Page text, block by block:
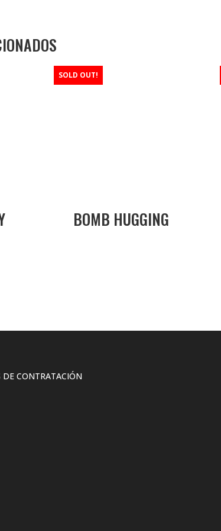
SOLD OUT!
BOMB HUGGING
DE CONTRATACIÓN